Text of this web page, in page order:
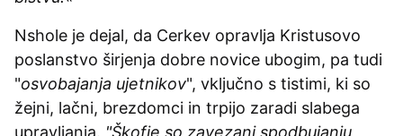
Nshole je dejal, da Cerkev opravlja Kristusovo
poslanstvo širjenja dobre novice ubogim, pa tudi
"osvobajanja ujetnikov", vključno s tistimi, ki so
žejni, lačni, brezdomci in trpijo zaradi slabega
upravljanja. "Škofje so zavezani spodbujanju